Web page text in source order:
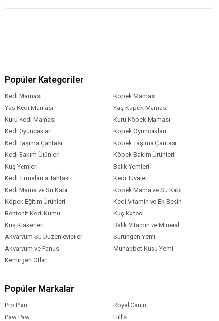
Popüler Kategoriler
Kedi Maması
Köpek Maması
Yaş Kedi Maması
Yaş Köpek Maması
Kuru Kedi Maması
Kuru Köpek Maması
Kedi Oyuncakları
Köpek Oyuncakları
Kedi Taşıma Çantası
Köpek Taşıma Çantası
Kedi Bakım Ürünleri
Köpek Bakım Ürünleri
Kuş Yemleri
Balık Yemleri
Kedi Tırmalama Tahtası
Kedi Tuvaleti
Kedi Mama ve Su Kabı
Köpek Mama ve Su Kabı
Köpek Eğitim Ürünleri
Kedi Vitamin ve Ek Besin
Bentonit Kedi Kumu
Kuş Kafesi
Kuş Krakerleri
Balık Vitamin ve Mineral
Akvaryum Su Düzenleyiciler
Sürüngen Yemi
Akvaryum ve Fanus
Muhabbet Kuşu Yemi
Kemirgen Otları
Popüler Markalar
Pro Plan
Royal Canin
Paw Paw
Hill's